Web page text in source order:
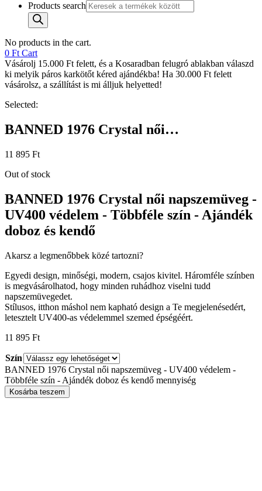
Products search
No products in the cart.
0 Ft Cart
Vásárolj 15.000 Ft felett, és a Kosaradban felugró ablakban válaszd
ki melyik páros karkötőt kéred ajándékba! Ha 30.000 Ft felett
vásárolsz, a szállítást is mi álljuk helyetted!
Selected:
BANNED 1976 Crystal női…
11 895 Ft
Out of stock
BANNED 1976 Crystal női napszemüveg -
UV400 védelem - Többféle szín - Ajándék
doboz és kendő
Akarsz a legmenőbbek közé tartozni?
Egyedi design, minőségi, modern, csajos kivitel. Háromféle színben
is megvásárolhatod, hogy minden ruhádhoz viselni tudd
napszemüvegedet.
Stílusos, itthon máshol nem kapható design a Te megjelenésedért,
letesztelt UV400-as védelemmel szemed épségéért.
11 895 Ft
Szín
BANNED 1976 Crystal női napszemüveg - UV400 védelem -
Többféle szín - Ajándék doboz és kendő mennyiség
Kosárba teszem